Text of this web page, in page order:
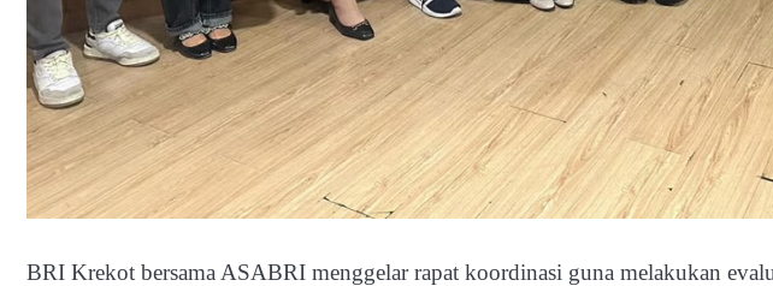
BRI Krekot bersama ASABRI menggelar rapat koordinasi guna melakukan